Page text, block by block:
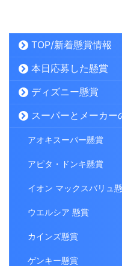
TOP/新着懸賞情報
本日応募した懸賞
ディズニー懸賞
スーパーとメーカー
アオキスーパー懸賞
アピタ・ドンキ懸賞
イオン マックスバリュ
ウエルシア 懸賞
カインズ懸賞
ゲンキー懸賞